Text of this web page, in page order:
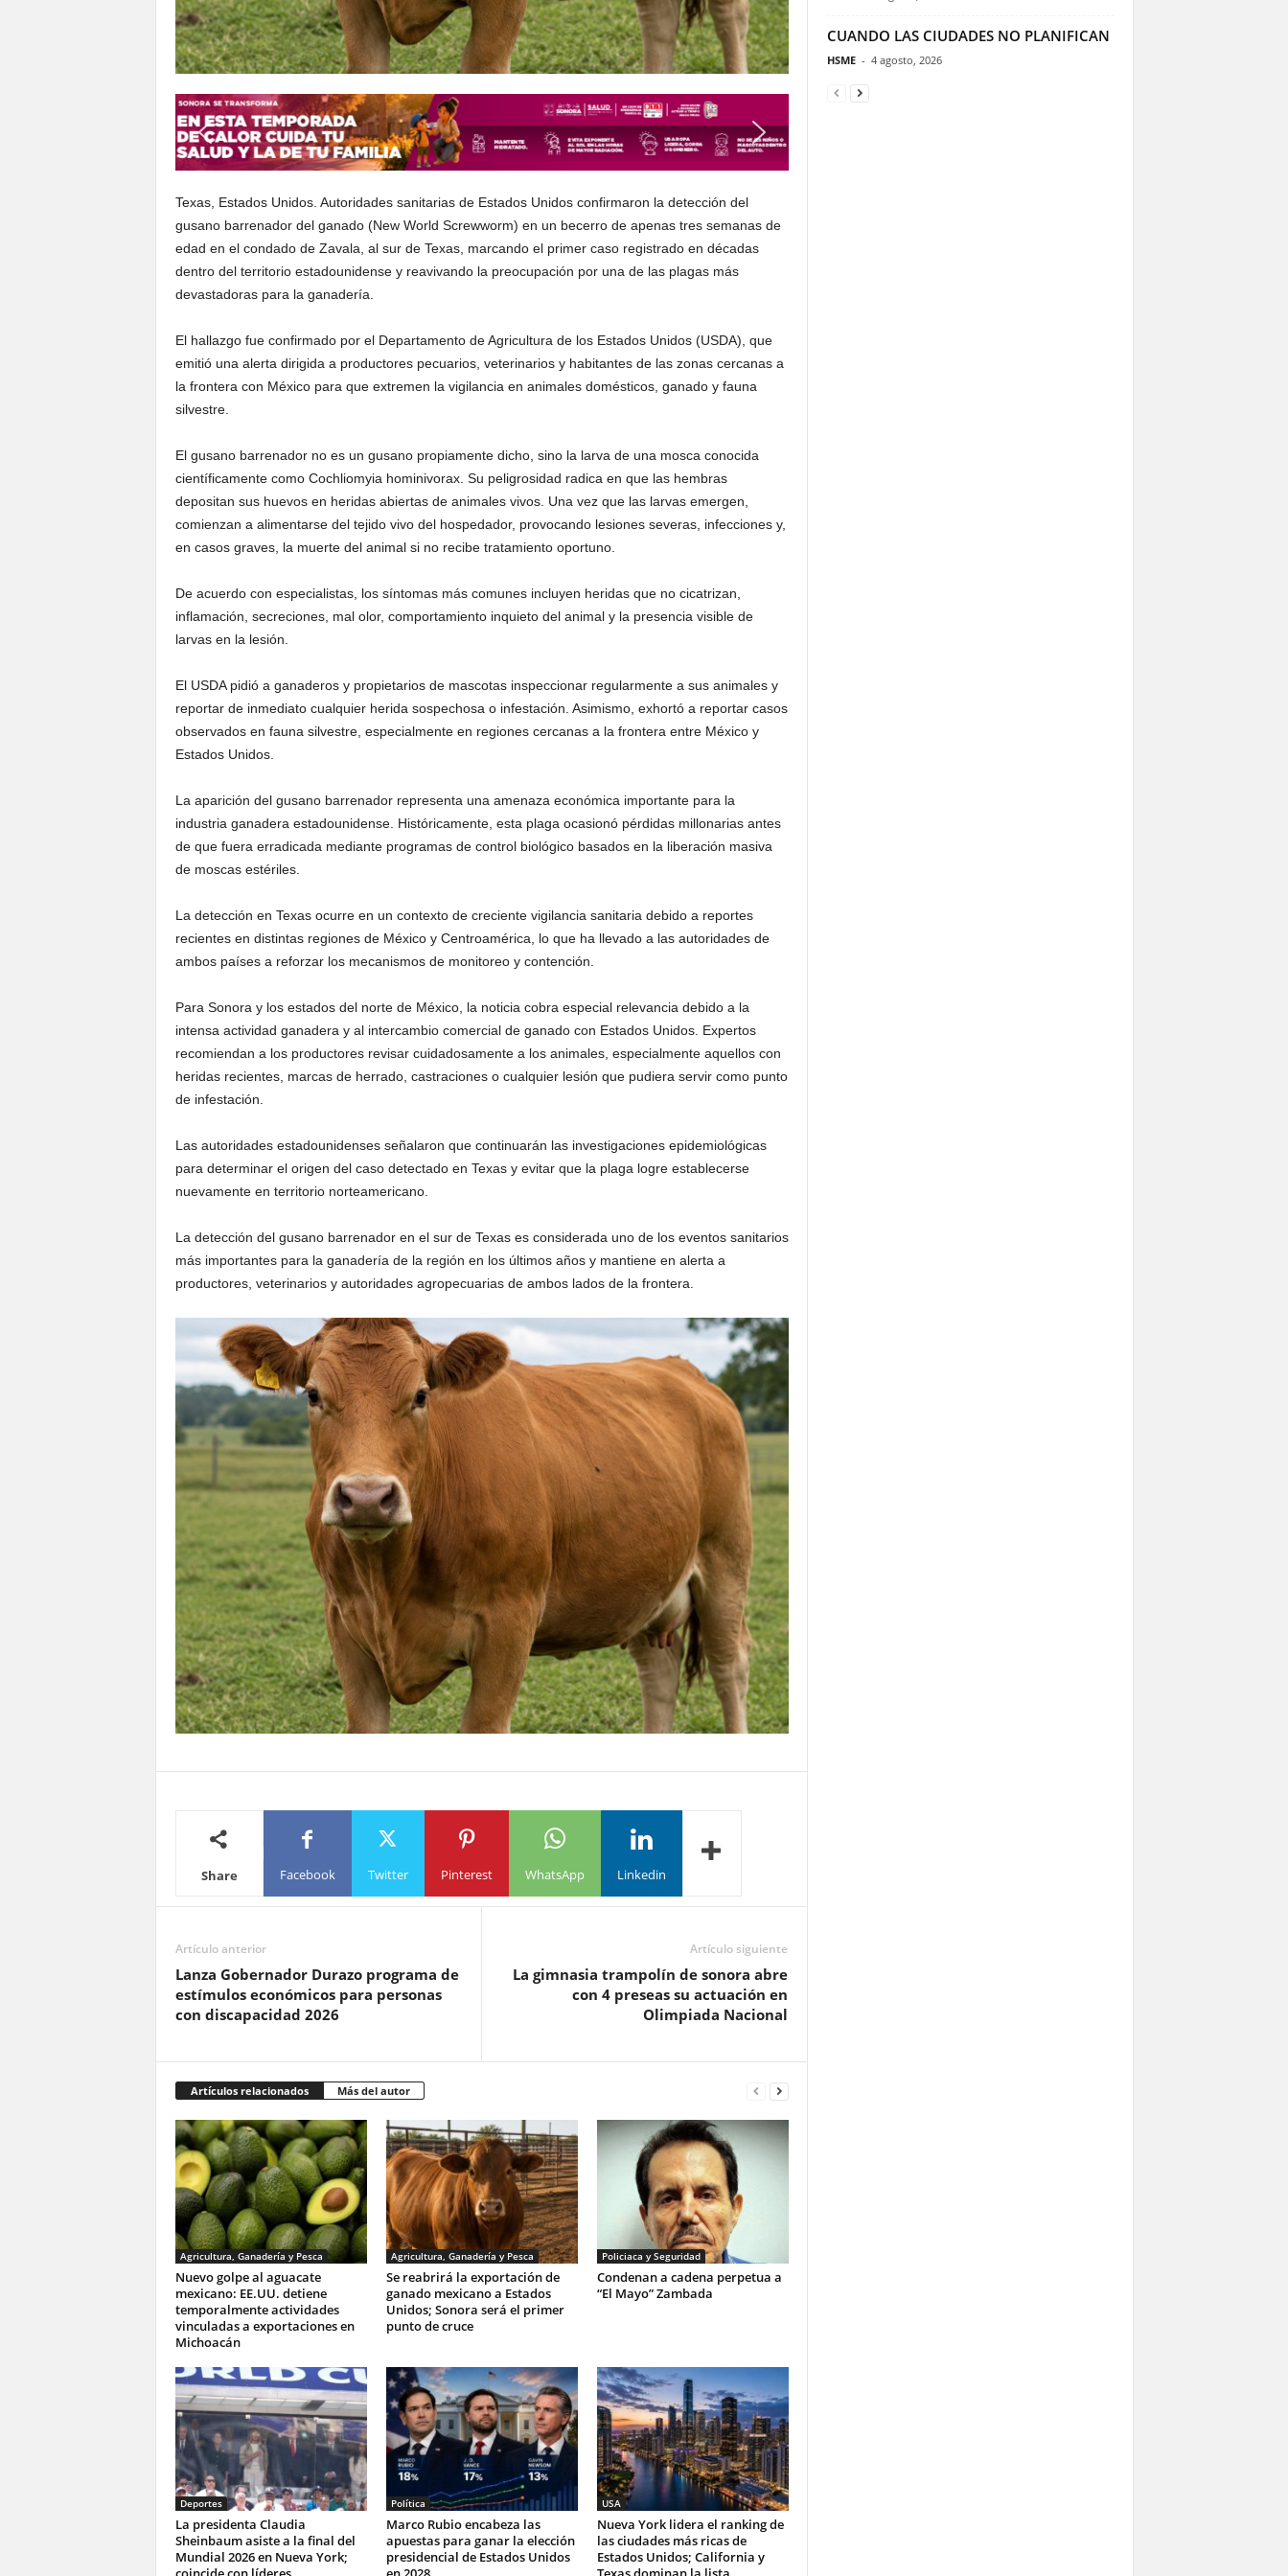
Texas, Estados Unidos. Autoridades sanitarias de Estados Unidos confirmaron la detección del
gusano barrenador del ganado (New World Screwworm) en un becerro de apenas tres semanas de
edad en el condado de Zavala, al sur de Texas, marcando el primer caso registrado en décadas
dentro del territorio estadounidense y reavivando la preocupación por una de las plagas más
devastadoras para la ganadería.
El hallazgo fue confirmado por el Departamento de Agricultura de los Estados Unidos (USDA), que
emitió una alerta dirigida a productores pecuarios, veterinarios y habitantes de las zonas cercanas a
la frontera con México para que extremen la vigilancia en animales domésticos, ganado y fauna
silvestre.
El gusano barrenador no es un gusano propiamente dicho, sino la larva de una mosca conocida
científicamente como Cochliomyia hominivorax. Su peligrosidad radica en que las hembras
depositan sus huevos en heridas abiertas de animales vivos. Una vez que las larvas emergen,
comienzan a alimentarse del tejido vivo del hospedador, provocando lesiones severas, infecciones y,
en casos graves, la muerte del animal si no recibe tratamiento oportuno.
De acuerdo con especialistas, los síntomas más comunes incluyen heridas que no cicatrizan,
inflamación, secreciones, mal olor, comportamiento inquieto del animal y la presencia visible de
larvas en la lesión.
El USDA pidió a ganaderos y propietarios de mascotas inspeccionar regularmente a sus animales y
reportar de inmediato cualquier herida sospechosa o infestación. Asimismo, exhortó a reportar casos
observados en fauna silvestre, especialmente en regiones cercanas a la frontera entre México y
Estados Unidos.
La aparición del gusano barrenador representa una amenaza económica importante para la
industria ganadera estadounidense. Históricamente, esta plaga ocasionó pérdidas millonarias antes
de que fuera erradicada mediante programas de control biológico basados en la liberación masiva
de moscas estériles.
La detección en Texas ocurre en un contexto de creciente vigilancia sanitaria debido a reportes
recientes en distintas regiones de México y Centroamérica, lo que ha llevado a las autoridades de
ambos países a reforzar los mecanismos de monitoreo y contención.
Para Sonora y los estados del norte de México, la noticia cobra especial relevancia debido a la
intensa actividad ganadera y al intercambio comercial de ganado con Estados Unidos. Expertos
recomiendan a los productores revisar cuidadosamente a los animales, especialmente aquellos con
heridas recientes, marcas de herrado, castraciones o cualquier lesión que pudiera servir como punto
de infestación.
Las autoridades estadounidenses señalaron que continuarán las investigaciones epidemiológicas
para determinar el origen del caso detectado en Texas y evitar que la plaga logre establecerse
nuevamente en territorio norteamericano.
La detección del gusano barrenador en el sur de Texas es considerada uno de los eventos sanitarios
más importantes para la ganadería de la región en los últimos años y mantiene en alerta a
productores, veterinarios y autoridades agropecuarias de ambos lados de la frontera.
Share Facebook Twitter Pinterest WhatsApp Linkedin
Artículo anterior
Lanza Gobernador Durazo programa de
estímulos económicos para personas
con discapacidad 2026
Artículo siguiente
La gimnasia trampolín de sonora abre
con 4 preseas su actuación en
Olimpiada Nacional
Artículos relacionados Más del autor
Agricultura, Ganadería y Pesca
Nuevo golpe al aguacate
mexicano: EE.UU. detiene
temporalmente actividades
vinculadas a exportaciones en
Michoacán
Agricultura, Ganadería y Pesca
Se reabrirá la exportación de
ganado mexicano a Estados
Unidos; Sonora será el primer
punto de cruce
Policiaca y Seguridad
Condenan a cadena perpetua a
“El Mayo” Zambada
Deportes
La presidenta Claudia
Sheinbaum asiste a la final del
Mundial 2026 en Nueva York;
Política
Marco Rubio encabeza las
apuestas para ganar la elección
presidencial de Estados Unidos
USA
Nueva York lidera el ranking de
las ciudades más ricas de
Estados Unidos; California y
CUANDO LAS CIUDADES NO PLANIFICAN
HSME - 4 agosto, 2026